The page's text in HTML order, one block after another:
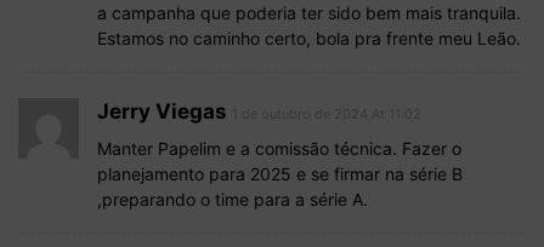
a campanha que poderia ter sido bem mais tranquila.
Estamos no caminho certo, bola pra frente meu Leão.
Jerry Viegas
Manter Papelim e a comissão técnica. Fazer o
planejamento para 2025 e se firmar na série B
,preparando o time para a série A.